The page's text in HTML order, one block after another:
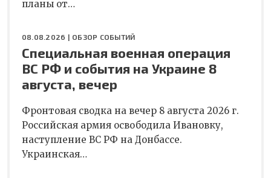
планы от…
08.08.2026 | ОБЗОР СОБЫТИЙ
Специальная военная операция
ВС РФ и события на Украине 8
августа, вечер
Фронтовая сводка на вечер 8 августа 2026 г.
Российская армия освободила Ивановку,
наступление ВС РФ на Донбассе.
Украинская…